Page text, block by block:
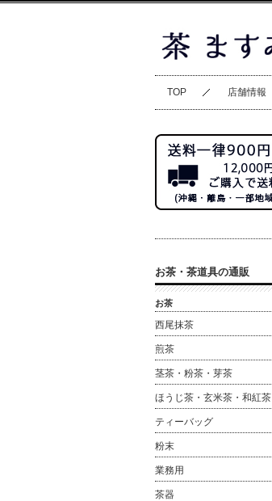
TOP 店舗情報
お茶・茶道具の通販
お茶
西尾抹茶
煎茶
茎茶・粉茶・芽茶
ほうじ茶・玄米茶・和紅茶
ティーバッグ
粉末
業務用
茶器